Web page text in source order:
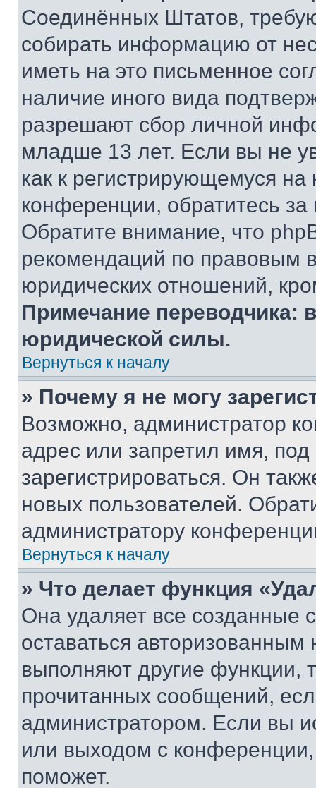
Соединённых Штатов,
собирать информацию от
иметь на это письменное
наличие иного вида
разрешают сбор личной
младше 13 лет. Если вы не
как к регистрирующемуся
конференции, обратитесь
Обратите внимание, что
рекомендаций по правовым
юридических отношений,
Примечание переводчика:
юридической силы.
Вернуться к началу
» Почему я не могу
Возможно, администратор
адрес или запретил имя,
зарегистрироваться. Он
новых пользователей.
администратору
Вернуться к началу
» Что делает функция
Она удаляет все созданные
оставаться
выполняют другие функции,
прочитанных сообщений,
администратором. Если вы
или выходом с
поможет.